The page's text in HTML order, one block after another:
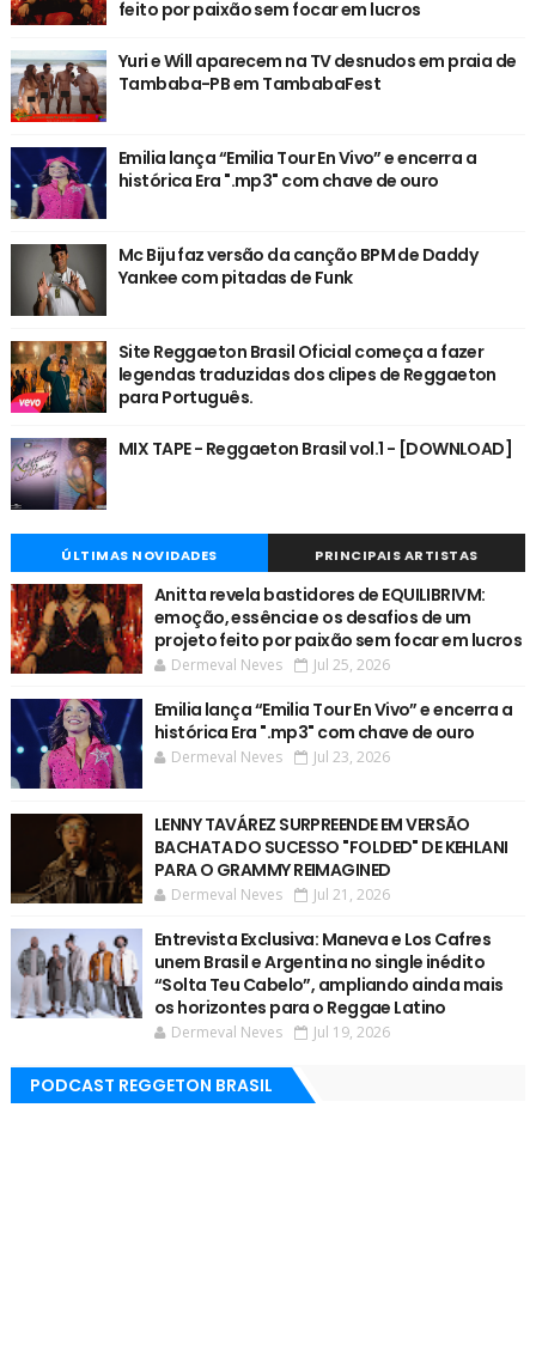
feito por paixão sem focar em lucros
Yuri e Will aparecem na TV desnudos em praia de
Tambaba-PB em TambabaFest
Emilia lança “Emilia Tour En Vivo” e encerra a
histórica Era ".mp3" com chave de ouro
Mc Biju faz versão da canção BPM de Daddy
Yankee com pitadas de Funk
Site Reggaeton Brasil Oficial começa a fazer
legendas traduzidas dos clipes de Reggaeton
para Português.
MIX TAPE - Reggaeton Brasil vol.1 - [DOWNLOAD]
ÚLTIMAS NOVIDADES PRINCIPAIS ARTISTAS
Anitta revela bastidores de EQUILIBRIVM:
emoção, essência e os desafios de um
projeto feito por paixão sem focar em lucros
Dermeval Neves Jul 25, 2026
Emilia lança “Emilia Tour En Vivo” e encerra a
histórica Era ".mp3" com chave de ouro
Dermeval Neves Jul 23, 2026
LENNY TAVÁREZ SURPREENDE EM VERSÃO
BACHATA DO SUCESSO "FOLDED" DE KEHLANI
PARA O GRAMMY REIMAGINED
Dermeval Neves Jul 21, 2026
Entrevista Exclusiva: Maneva e Los Cafres
unem Brasil e Argentina no single inédito
“Solta Teu Cabelo”, ampliando ainda mais
os horizontes para o Reggae Latino
Dermeval Neves Jul 19, 2026
PODCAST REGGETON BRASIL